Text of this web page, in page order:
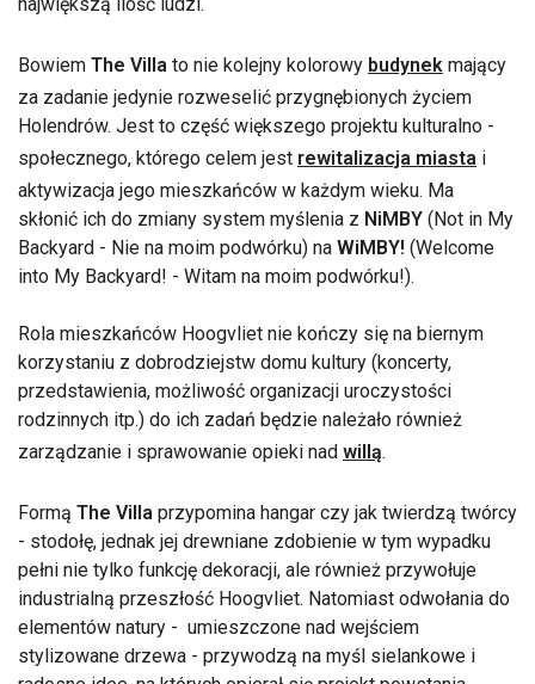
Bowiem The Villa to nie kolejny kolorowy budynek mający
za zadanie jedynie rozweselić przygnębionych życiem
Holendrów. Jest to część większego projektu kulturalno -
społecznego, którego celem jest rewitalizacja miasta i
aktywizacja jego mieszkańców w każdym wieku. Ma
skłonić ich do zmiany system myślenia z NiMBY (Not in My
Backyard - Nie na moim podwórku) na WiMBY! (Welcome
into My Backyard! - Witam na moim podwórku!).
Rola mieszkańców Hoogvliet nie kończy się na biernym
korzystaniu z dobrodziejstw domu kultury (koncerty,
przedstawienia, możliwość organizacji uroczystości
rodzinnych itp.) do ich zadań będzie należało również
zarządzanie i sprawowanie opieki nad willą.
Formą The Villa przypomina hangar czy jak twierdzą twórcy
- stodołę, jednak jej drewniane zdobienie w tym wypadku
pełni nie tylko funkcję dekoracji, ale również przywołuje
industrialną przeszłość Hoogvliet. Natomiast odwołania do
elementów natury - umieszczone nad wejściem
stylizowane drzewa - przywodzą na myśl sielankowe i